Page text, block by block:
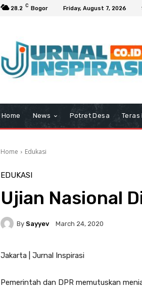
28.2 C Bogor Friday, August 7, 2026
Home News Potret Desa Teras
Home Edukasi
EDUKASI
Ujian Nasional
By Sayyev March 24, 2020
Jakarta | Jurnal Inspirasi
Pemerintah dan DPR memutuskan